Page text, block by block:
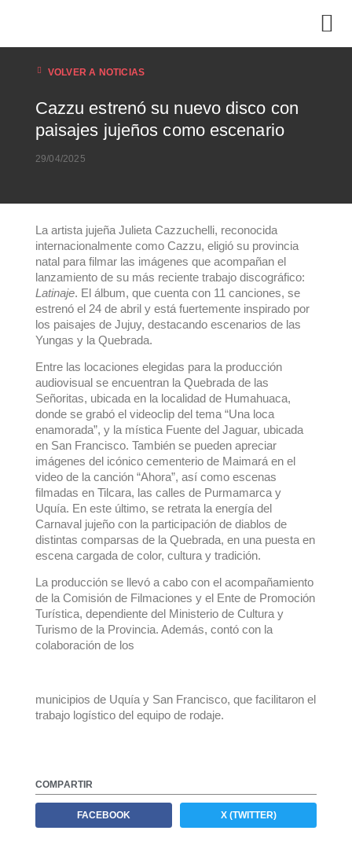
VOLVER A NOTICIAS
Cazzu estrenó su nuevo disco con
paisajes jujeños como escenario
29/04/2025
La artista jujeña Julieta Cazzuchelli, reconocida
internacionalmente como Cazzu, eligió su provincia
natal para filmar las imágenes que acompañan el
lanzamiento de su más reciente trabajo discográfico:
Latinaje. El álbum, que cuenta con 11 canciones, se
estrenó el 24 de abril y está fuertemente inspirado por
los paisajes de Jujuy, destacando escenarios de las
Yungas y la Quebrada.
Entre las locaciones elegidas para la producción
audiovisual se encuentran la Quebrada de las
Señoritas, ubicada en la localidad de Humahuaca,
donde se grabó el videoclip del tema “Una loca
enamorada”, y la mística Fuente del Jaguar, ubicada
en San Francisco. También se pueden apreciar
imágenes del icónico cementerio de Maimará en el
video de la canción “Ahora”, así como escenas
filmadas en Tilcara, las calles de Purmamarca y
Uquía. En este último, se retrata la energía del
Carnaval jujeño con la participación de diablos de
distintas comparsas de la Quebrada, en una puesta en
escena cargada de color, cultura y tradición.
La producción se llevó a cabo con el acompañamiento
de la Comisión de Filmaciones y el Ente de Promoción
Turística, dependiente del Ministerio de Cultura y
Turismo de la Provincia. Además, contó con la
colaboración de los
municipios de Uquía y San Francisco, que facilitaron el
trabajo logístico del equipo de rodaje.
COMPARTIR
FACEBOOK X (TWITTER)